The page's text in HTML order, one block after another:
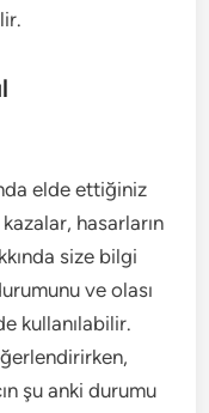
elde ettiğiniz
hasarların
size bilgi
ve olası
kullanılabilir.
şu anki durumu